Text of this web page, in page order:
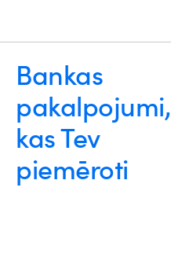
Bankas
pakalpojumi,
kas Tev
piemēroti